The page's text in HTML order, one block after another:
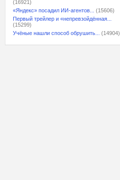
(16921)
«Яндекс» посадил ИИ-агентов...
(15606)
Первый трейлер и «непревзойдённая...
(15299)
Учёные нашли способ обрушить...
(14904)